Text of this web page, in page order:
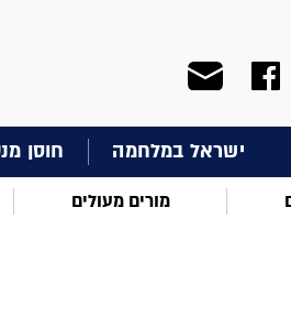
ישראל במלחמה חוסן
מורים מעולים